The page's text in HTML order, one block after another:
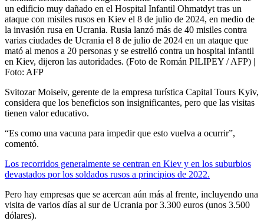
un edificio muy dañado en el Hospital Infantil Ohmatdyt tras un
ataque con misiles rusos en Kiev el 8 de julio de 2024, en medio de
la invasión rusa en Ucrania. Rusia lanzó más de 40 misiles contra
varias ciudades de Ucrania el 8 de julio de 2024 en un ataque que
mató al menos a 20 personas y se estrelló contra un hospital infantil
en Kiev, dijeron las autoridades. (Foto de Román PILIPEY / AFP) |
Foto: AFP
Svitozar Moiseiv, gerente de la empresa turística Capital Tours Kyiv,
considera que los beneficios son insignificantes, pero que las visitas
tienen valor educativo.
“Es como una vacuna para impedir que esto vuelva a ocurrir”,
comentó.
Los recorridos generalmente se centran en Kiev y en los suburbios
devastados por los soldados rusos a principios de 2022.
Pero hay empresas que se acercan aún más al frente, incluyendo una
visita de varios días al sur de Ucrania por 3.300 euros (unos 3.500
dólares).